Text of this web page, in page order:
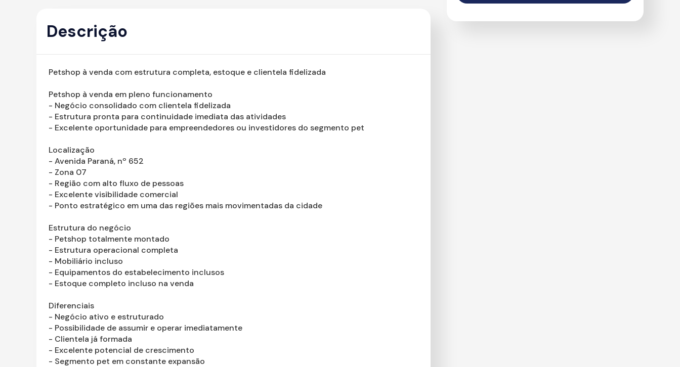
Descrição
Petshop à venda com estrutura completa, estoque e clientela fidelizada
Petshop à venda em pleno funcionamento
- Negócio consolidado com clientela fidelizada
- Estrutura pronta para continuidade imediata das atividades
- Excelente oportunidade para empreendedores ou investidores do segmento pet
Localização
- Avenida Paraná, nº 652
- Zona 07
- Região com alto fluxo de pessoas
- Excelente visibilidade comercial
- Ponto estratégico em uma das regiões mais movimentadas da cidade
Estrutura do negócio
- Petshop totalmente montado
- Estrutura operacional completa
- Mobiliário incluso
- Equipamentos do estabelecimento inclusos
- Estoque completo incluso na venda
Diferenciais
- Negócio ativo e estruturado
- Possibilidade de assumir e operar imediatamente
- Clientela já formada
- Excelente potencial de crescimento
- Segmento pet em constante expansão